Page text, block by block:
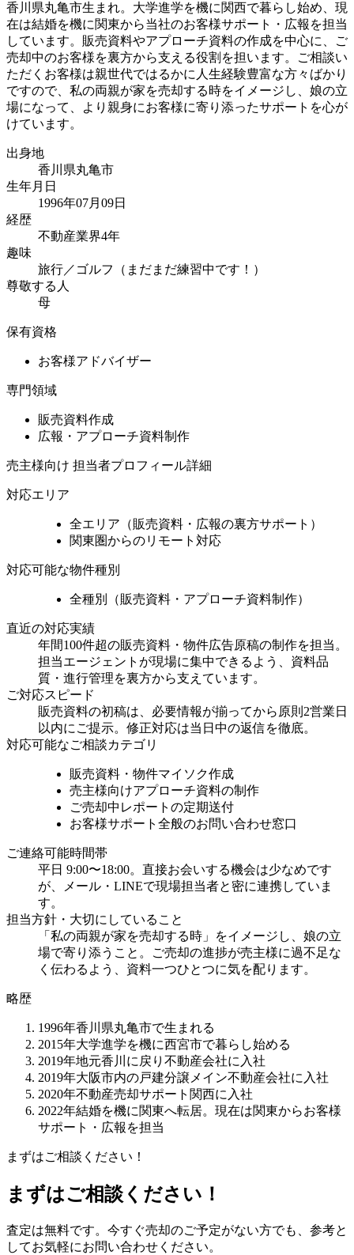
香川県丸亀市生まれ。大学進学を機に関西で暮らし始め、現
在は結婚を機に関東から当社のお客様サポート・広報を担当
しています。販売資料やアプローチ資料の作成を中心に、ご
売却中のお客様を裏方から支える役割を担います。ご相談い
ただくお客様は親世代ではるかに人生経験豊富な方々ばかり
ですので、私の両親が家を売却する時をイメージし、娘の立
場になって、より親身にお客様に寄り添ったサポートを心が
けています。
出身地
香川県丸亀市
生年月日
1996年07月09日
経歴
不動産業界4年
趣味
旅行／ゴルフ（まだまだ練習中です！）
尊敬する人
母
保有資格
お客様アドバイザー
専門領域
販売資料作成
広報・アプローチ資料制作
売主様向け 担当者プロフィール詳細
対応エリア
全エリア（販売資料・広報の裏方サポート）
関東圏からのリモート対応
対応可能な物件種別
全種別（販売資料・アプローチ資料制作）
直近の対応実績
年間100件超の販売資料・物件広告原稿の制作を担当。
担当エージェントが現場に集中できるよう、資料品
質・進行管理を裏方から支えています。
ご対応スピード
販売資料の初稿は、必要情報が揃ってから原則2営業日
以内にご提示。修正対応は当日中の返信を徹底。
対応可能なご相談カテゴリ
販売資料・物件マイソク作成
売主様向けアプローチ資料の制作
ご売却中レポートの定期送付
お客様サポート全般のお問い合わせ窓口
ご連絡可能時間帯
平日 9:00〜18:00。直接お会いする機会は少なめです
が、メール・LINEで現場担当者と密に連携していま
す。
担当方針・大切にしていること
「私の両親が家を売却する時」をイメージし、娘の立
場で寄り添うこと。ご売却の進捗が売主様に過不足な
く伝わるよう、資料一つひとつに気を配ります。
略歴
1996年香川県丸亀市で生まれる
2015年大学進学を機に西宮市で暮らし始める
2019年地元香川に戻り不動産会社に入社
2019年大阪市内の戸建分譲メイン不動産会社に入社
2020年不動産売却サポート関西に入社
2022年結婚を機に関東へ転居。現在は関東からお客様
サポート・広報を担当
まずはご相談ください！
まずはご相談ください！
査定は無料です。今すぐ売却のご予定がない方でも、参考と
してお気軽にお問い合わせください。